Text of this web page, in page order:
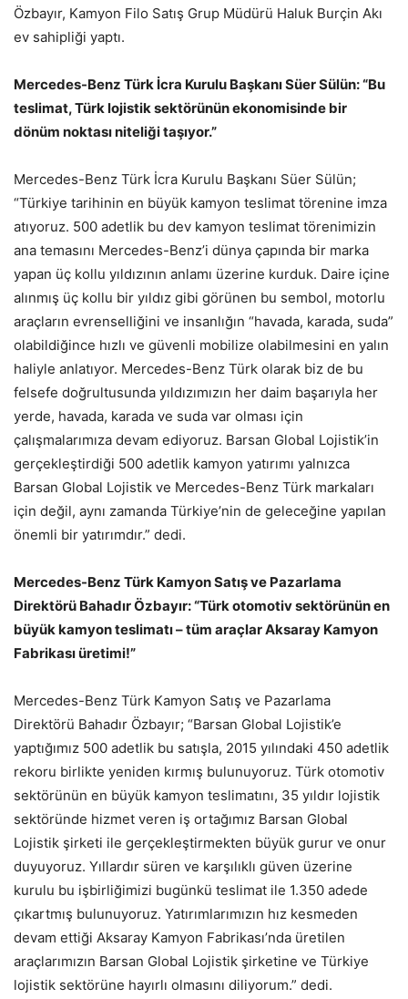
Özbayır, Kamyon Filo Satış Grup Müdürü Haluk Burçin Akı
ev sahipliği yaptı.
Mercedes-Benz Türk İcra Kurulu Başkanı Süer Sülün: “Bu
teslimat, Türk lojistik sektörünün ekonomisinde bir
dönüm noktası niteliği taşıyor.”
Mercedes-Benz Türk İcra Kurulu Başkanı Süer Sülün;
“Türkiye tarihinin en büyük kamyon teslimat törenine imza
atıyoruz. 500 adetlik bu dev kamyon teslimat törenimizin
ana temasını Mercedes-Benz’i dünya çapında bir marka
yapan üç kollu yıldızının anlamı üzerine kurduk. Daire içine
alınmış üç kollu bir yıldız gibi görünen bu sembol, motorlu
araçların evrenselliğini ve insanlığın “havada, karada, suda”
olabildiğince hızlı ve güvenli mobilize olabilmesini en yalın
haliyle anlatıyor. Mercedes-Benz Türk olarak biz de bu
felsefe doğrultusunda yıldızımızın her daim başarıyla her
yerde, havada, karada ve suda var olması için
çalışmalarımıza devam ediyoruz. Barsan Global Lojistik’in
gerçekleştirdiği 500 adetlik kamyon yatırımı yalnızca
Barsan Global Lojistik ve Mercedes-Benz Türk markaları
için değil, aynı zamanda Türkiye’nin de geleceğine yapılan
önemli bir yatırımdır.” dedi.
Mercedes-Benz Türk Kamyon Satış ve Pazarlama
Direktörü Bahadır Özbayır: “Türk otomotiv sektörünün en
büyük kamyon teslimatı – tüm araçlar Aksaray Kamyon
Fabrikası üretimi!”
Mercedes-Benz Türk Kamyon Satış ve Pazarlama
Direktörü Bahadır Özbayır; “Barsan Global Lojistik’e
yaptığımız 500 adetlik bu satışla, 2015 yılındaki 450 adetlik
rekoru birlikte yeniden kırmış bulunuyoruz. Türk otomotiv
sektörünün en büyük kamyon teslimatını, 35 yıldır lojistik
sektöründe hizmet veren iş ortağımız Barsan Global
Lojistik şirketi ile gerçekleştirmekten büyük gurur ve onur
duyuyoruz. Yıllardır süren ve karşılıklı güven üzerine
kurulu bu işbirliğimizi bugünkü teslimat ile 1.350 adede
çıkartmış bulunuyoruz. Yatırımlarımızın hız kesmeden
devam ettiği Aksaray Kamyon Fabrikası’nda üretilen
araçlarımızın Barsan Global Lojistik şirketine ve Türkiye
lojistik sektörüne hayırlı olmasını diliyorum.” dedi.